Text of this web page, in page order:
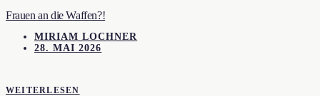
Frauen an die Waffen?!
MIRIAM LOCHNER
28. MAI 2026
WEITERLESEN